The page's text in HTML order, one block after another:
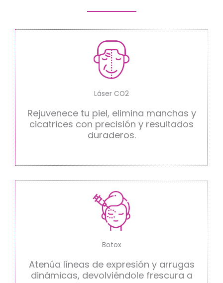
Láser CO2
Rejuvenece tu piel, elimina manchas y
cicatrices con precisión y resultados
duraderos.
Botox
Atenúa líneas de expresión y arrugas
dinámicas, devolviéndole frescura a